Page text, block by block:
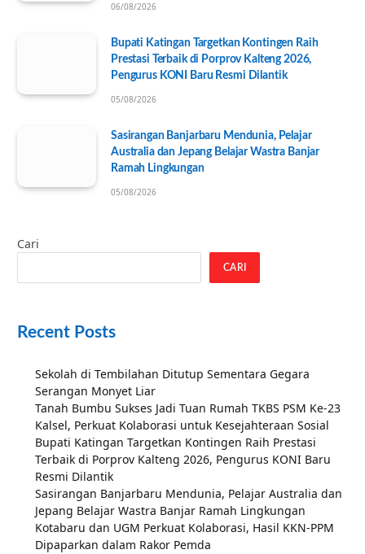
06/08/2026
Bupati Katingan Targetkan Kontingen Raih
Prestasi Terbaik di Porprov Kalteng 2026,
Pengurus KONI Baru Resmi Dilantik
05/08/2026
Sasirangan Banjarbaru Mendunia, Pelajar
Australia dan Jepang Belajar Wastra Banjar
Ramah Lingkungan
05/08/2026
Cari
CARI
Recent Posts
Sekolah di Tembilahan Ditutup Sementara Gegara
Serangan Monyet Liar
Tanah Bumbu Sukses Jadi Tuan Rumah TKBS PSM Ke-23
Kalsel, Perkuat Kolaborasi untuk Kesejahteraan Sosial
Bupati Katingan Targetkan Kontingen Raih Prestasi
Terbaik di Porprov Kalteng 2026, Pengurus KONI Baru
Resmi Dilantik
Sasirangan Banjarbaru Mendunia, Pelajar Australia dan
Jepang Belajar Wastra Banjar Ramah Lingkungan
Kotabaru dan UGM Perkuat Kolaborasi, Hasil KKN-PPM
Dipaparkan dalam Rakor Pemda